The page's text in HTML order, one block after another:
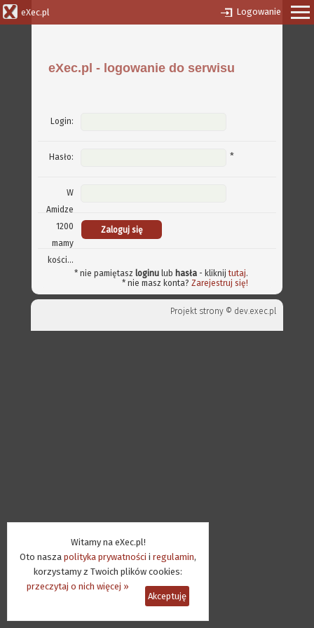
Witamy na eXec.pl!
Oto nasza polityka prywatności i regulamin,
korzystamy z Twoich plików cookies:
przeczytaj o nich więcej »
Akceptuję
eXec.pl Logowanie
eXec.pl - logowanie do serwisu
Login:
Hasło: *
W
Amidze
1200
mamy
kości...
* nie pamiętasz loginu lub hasła - kliknijtutaj.
* nie masz konta? Zarejestruj się!
Projekt strony © dev.exec.pl